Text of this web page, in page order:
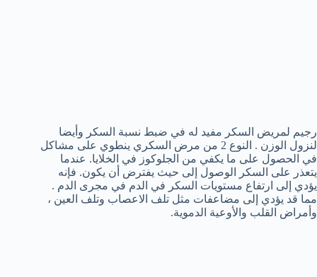
رجيم لمريض السكر مفيد له في ضبط نسبة السكر وأيضا
لنزول الوزن . النوع 2 من مرض السكري ينطوي على مشاكل
في الحصول على ما يكفي من الجلوكوز في الخلايا. عندما
يتعذر على السكر الوصول إلى حيث يفترض أن يكون. فإنه
يؤدي إلى ارتفاع مستويات السكر في الدم في مجرى الدم .
مما قد يؤدي إلى مضاعفات مثل تلف الاعصاب وتلف العين ،
وأمراض القلب والأوعية الدموية.